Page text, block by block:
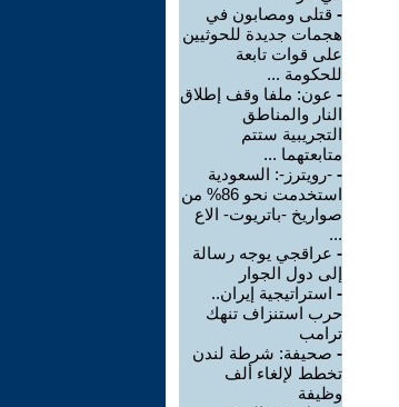
- قتلى ومصابون في
هجمات جديدة للحوثيين
على قوات تابعة
للحكومة ...
- عون: ملفا وقف إطلاق
النار والمناطق
التجريبية ستتم
متابعتهما ...
- -رويترز-: السعودية
استخدمت نحو 86% من
صواريخ -باتريوت- الاع
...
- عراقجي يوجه رسالة
إلى دول الجوار
- استراتيجية إيران..
حرب استنزاف تنهك
ترامب
- صحيفة: شرطة لندن
تخطط لإلغاء ألف
وظيفة